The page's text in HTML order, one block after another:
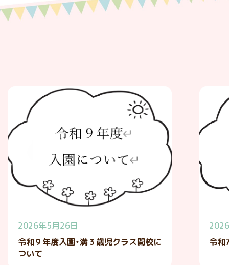
2026年5月26日
令和９年度入園・満３歳児クラス開校に
ついて
令和